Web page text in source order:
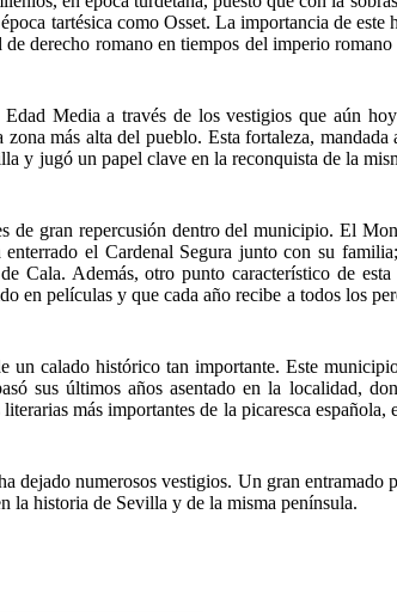
tartésica como Osset. La importancia de este
derecho romano en tiempos del imperio romano
Media a través de los vestigios que aún
más alta del pueblo. Esta fortaleza, mandada
y jugó un papel clave en la reconquista de la
de gran repercusión dentro del municipio. El
el Cardenal Segura junto con su
Cala. Además, otro punto característico de
en películas y que cada año recibe a todos los
un calado histórico tan importante. Este
sus últimos años asentado en la localidad,
más importantes de la picaresca española,
dejado numerosos vestigios. Un gran entramado
la historia de Sevilla y de la misma península.